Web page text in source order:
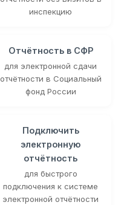
инспекцию
Отчётность в СФР
для электронной сдачи
отчётности в Социальный
фонд России
Подключить
электронную
отчётность
для быстрого
подключения к системе
электронной отчётности